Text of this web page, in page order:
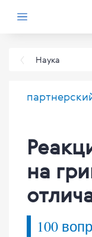
Наука
на
100